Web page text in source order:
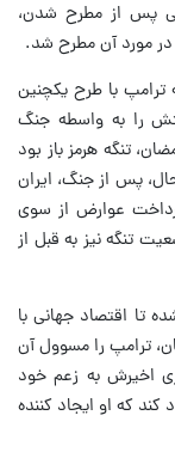
پس از مطرح شدن،
در مورد آن مطرح شد.
ترامپ با طرح یکچنین
را به واسطه جنگ
تنگه هرمز باز بود
پس از جنگ، ایران
عوارض از سوی
تنگه نیز به قبل از
تا اقتصاد جهانی با
ترامپ را مسوول آن
اخیرش به زعم خود
که او ایجاد کننده